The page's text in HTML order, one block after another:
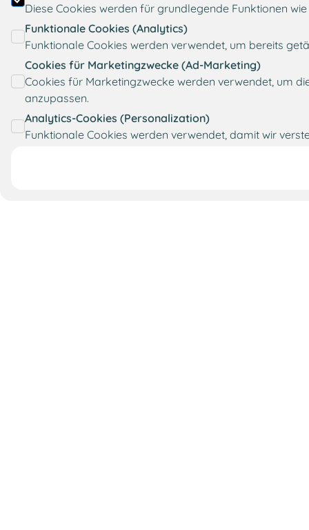
Diese Cookies werden für grundlegende Funktionen
Funktionale Cookies (Analytics)
Funktionale Cookies werden verwendet, um bereits
Cookies für Marketingzwecke (Ad-Marketing)
Cookies für Marketingzwecke werden verwendet, um
anzupassen.
Analytics-Cookies (Personalization)
Funktionale Cookies werden verwendet, damit wir